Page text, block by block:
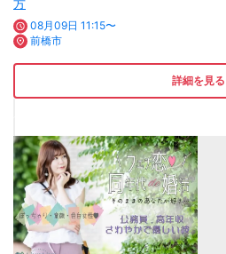
08月09日 11:15〜
前橋市
詳細を見る